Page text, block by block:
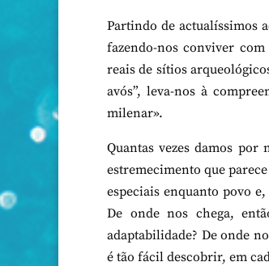
Partindo de actualíssimos
fazendo-nos conviver
reais de sítios
avós”, leva-nos à
milenar».
Quantas vezes damos
estremecimento que
especiais enquanto povo
De onde nos chega,
adaptabilidade? De onde
é tão fácil descobrir, em